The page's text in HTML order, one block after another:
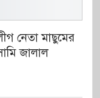
নেতা মাছুমের
জালাল